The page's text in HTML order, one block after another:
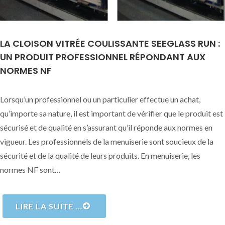
LA CLOISON VITRÉE COULISSANTE SEEGLASS RUN :
UN PRODUIT PROFESSIONNEL RÉPONDANT AUX
NORMES NF
Lorsqu’un professionnel ou un particulier effectue un achat,
qu’importe sa nature, il est important de vérifier que le produit est
sécurisé et de qualité en s’assurant qu’il réponde aux normes en
vigueur. Les professionnels de la menuiserie sont soucieux de la
sécurité et de la qualité de leurs produits. En menuiserie, les
normes NF sont…
LIRE LA SUITE …